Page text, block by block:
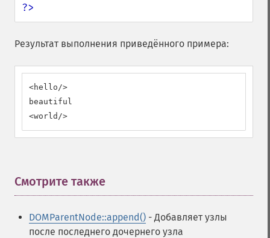
?>
Результат выполнения приведённого примера:
<hello/>
beautiful
<world/>
Смотрите также
DOMParentNode::append() - Добавляет узлы
после последнего дочернего узла